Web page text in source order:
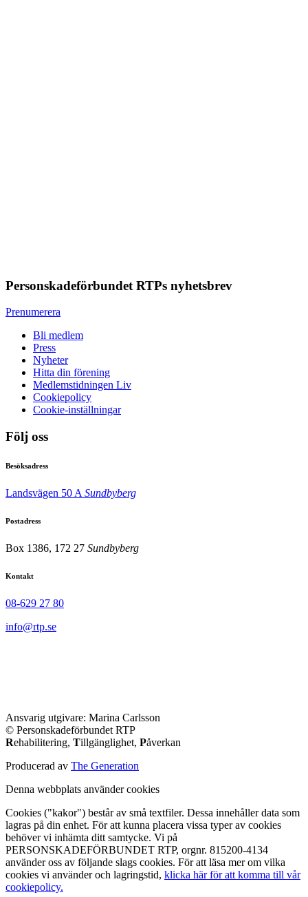
Personskadeförbundet RTPs nyhetsbrev
Prenumerera
Bli medlem
Press
Nyheter
Hitta din förening
Medlemstidningen Liv
Cookiepolicy
Cookie-inställningar
Följ oss
Besöksadress
Landsvägen 50 A Sundbyberg
Postadress
Box 1386, 172 27 Sundbyberg
Kontakt
08-629 27 80
info@rtp.se
Ansvarig utgivare: Marina Carlsson
© Personskadeförbundet RTP
Rehabilitering, Tillgänglighet, Påverkan
Producerad av The Generation
Denna webbplats använder cookies
Cookies ("kakor") består av små textfiler. Dessa innehåller data som
lagras på din enhet. För att kunna placera vissa typer av cookies
behöver vi inhämta ditt samtycke. Vi på
PERSONSKADEFÖRBUNDET RTP, orgnr. 815200-4134
använder oss av följande slags cookies. För att läsa mer om vilka
cookies vi använder och lagringstid, klicka här för att komma till vår
cookiepolicy.